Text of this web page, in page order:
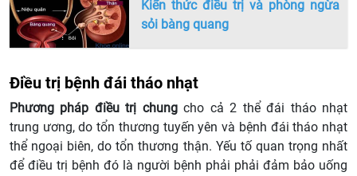
Kiến thức điều trị và phòng ngừa
sỏi bàng quang
Điều trị bệnh đái tháo nhạt
Phương pháp điều trị chungcho cả 2 thể đái tháo nhạt
trung ương, do tổn thương tuyến yên và bệnh đái tháo nhạt
thể ngoại biên, do tổn thương thận. Yếu tố quan trọng nhất
để điều trị bệnh đó là người bệnh phải phải đảm bảo uống